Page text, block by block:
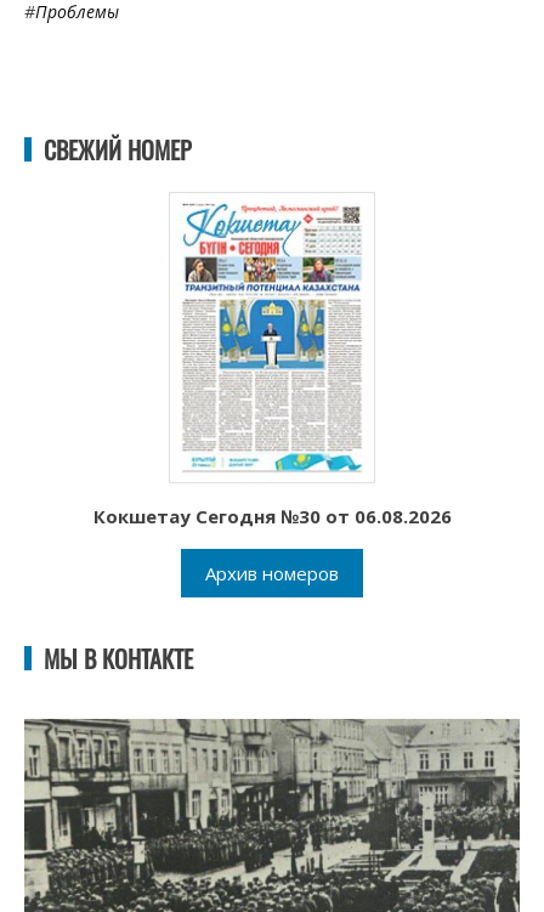
#Проблемы
СВЕЖИЙ НОМЕР
Кокшетау Сегодня №30 от 06.08.2026
Архив номеров
МЫ В КОНТАКТЕ